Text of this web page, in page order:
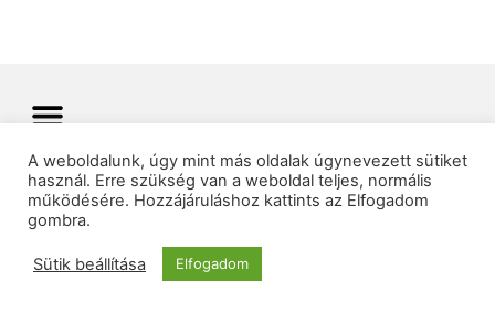
© 2025 Minden jog fenntartva |
Csézy-Produkció Kft
06 30 450 66 93
info@csezy.hu
A weboldalunk, úgy mint más oldalak úgynevezett sütiket
használ. Erre szükség van a weboldal teljes, normális
működésére. Hozzájáruláshoz kattints az Elfogadom
gombra.
Sütik beállítása Elfogadom